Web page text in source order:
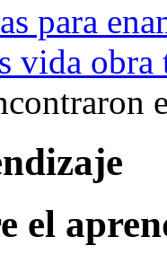
para
vida obra
el